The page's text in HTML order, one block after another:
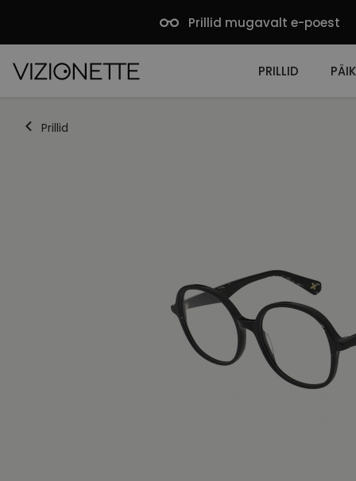
Prillid mugavalt e-poest
PRILLID
Prillid